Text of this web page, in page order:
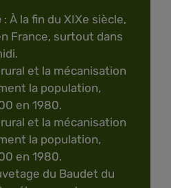
: À la fin du XIXe siècle,
France, surtout dans
et la mécanisation
la population,
en 1980.
et la mécanisation
la population,
en 1980.
du Baudet du